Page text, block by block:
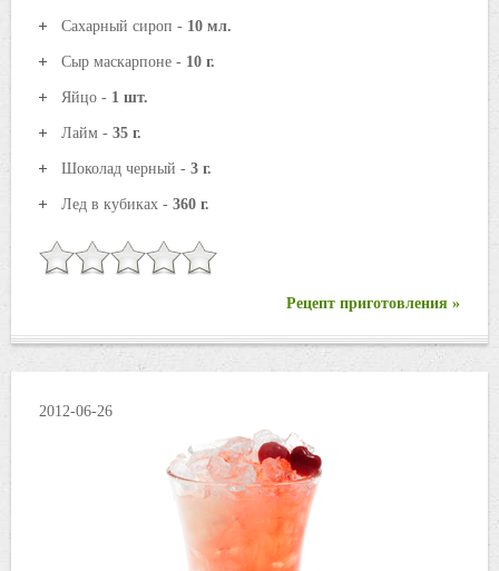
Сахарный сироп - 10 мл.
Сыр маскарпоне - 10 г.
Яйцо - 1 шт.
Лайм - 35 г.
Шоколад черный - 3 г.
Лед в кубиках - 360 г.
Рецепт приготовления »
2012-06-26